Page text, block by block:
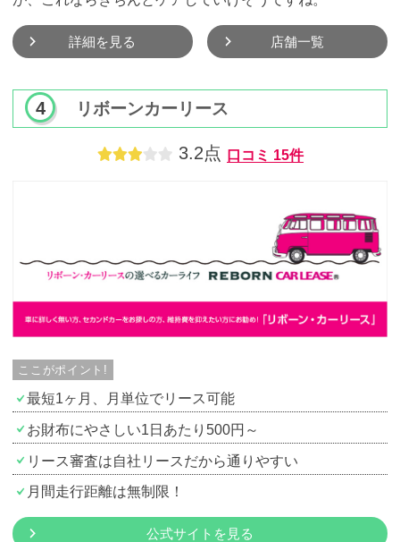
詳細を見る 店舗一覧
リボーンカーリース
3.2点 口コミ 15件
ここがポイント!
最短1ヶ月、月単位でリース可能
お財布にやさしい1日あたり500円～
リース審査は自社リースだから通りやすい
月間走行距離は無制限！
公式サイトを見る